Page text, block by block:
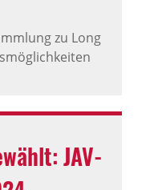
zu Long
JAV-